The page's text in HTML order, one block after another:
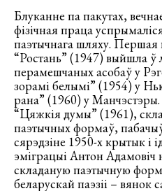
Блуканне па пакутах,
фізічная праца
паэтычнага шляху.
“Ростань” (1947) выйшла ў
перамешчаных асобаў у
зорамі белымі” (1954) у
рана” (1960) у
“Цяжкія думы” (1961),
паэтычных формаў,
сярэдзіне 1950-х крытык і
эміграцыі Антон
складаную паэтычную
беларускай паэзіі – вянок